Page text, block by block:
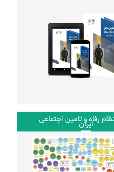
رفاه و تامین اجتماعی
ایران